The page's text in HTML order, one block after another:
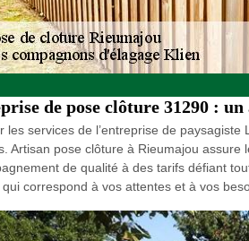
de pose clôture 31290 :
les services de l’entreprise de
Artisan pose clôture à Rieumajou assure
de qualité à des tarifs défiant
qui correspond à vos attentes et à vos